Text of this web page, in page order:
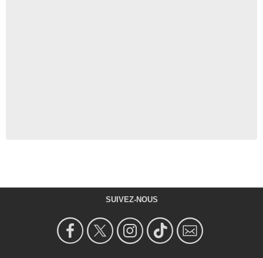
SUIVEZ-NOUS